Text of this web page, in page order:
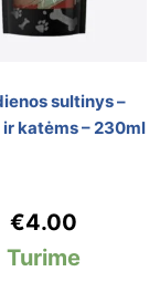
sultinys –
katėms – 230ml
€4.00
Turime